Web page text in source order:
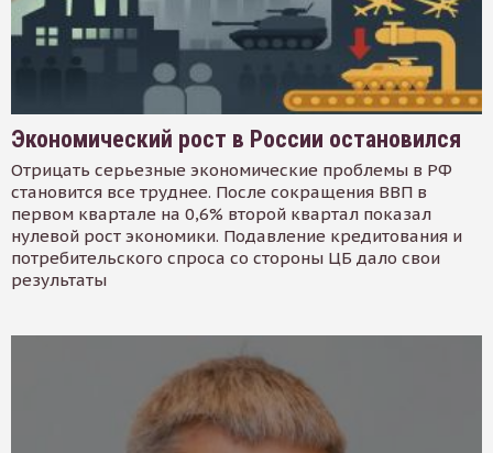
Экономический рост в России остановился
Отрицать серьезные экономические проблемы в РФ
становится все труднее. После сокращения ВВП в
первом квартале на 0,6% второй квартал показал
нулевой рост экономики. Подавление кредитования и
потребительского спроса со стороны ЦБ дало свои
результаты